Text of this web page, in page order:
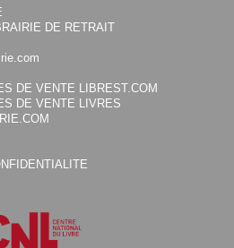
DE RETRAIT
DE VENTE LIBREST.COM
DE VENTE LIVRES